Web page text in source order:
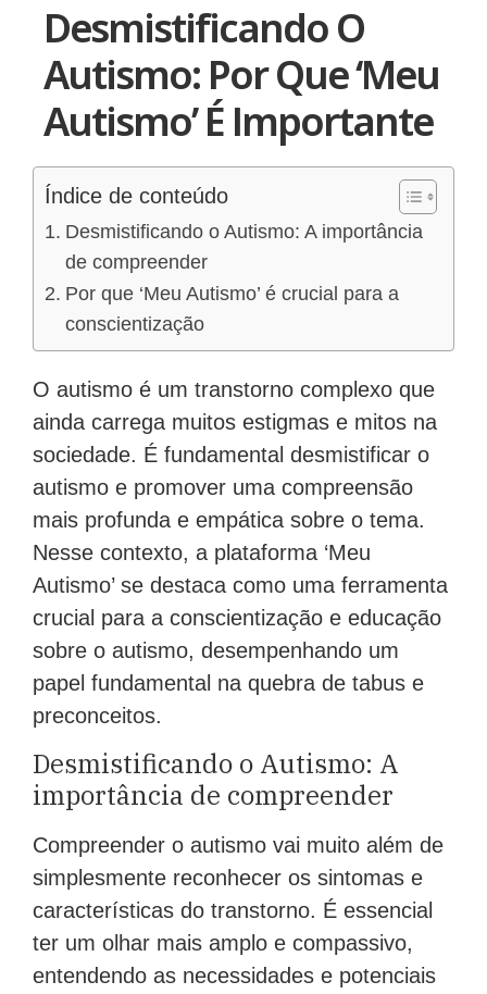
Desmistificando O
Autismo: Por Que ‘Meu
Autismo’ É Importante
Índice de conteúdo
Desmistificando o Autismo: A importância
de compreender
Por que ‘Meu Autismo’ é crucial para a
conscientização
O autismo é um transtorno complexo que
ainda carrega muitos estigmas e mitos na
sociedade. É fundamental desmistificar o
autismo e promover uma compreensão
mais profunda e empática sobre o tema.
Nesse contexto, a plataforma ‘Meu
Autismo’ se destaca como uma ferramenta
crucial para a conscientização e educação
sobre o autismo, desempenhando um
papel fundamental na quebra de tabus e
preconceitos.
Desmistificando o Autismo: A
importância de compreender
Compreender o autismo vai muito além de
simplesmente reconhecer os sintomas e
características do transtorno. É essencial
ter um olhar mais amplo e compassivo,
entendendo as necessidades e potenciais